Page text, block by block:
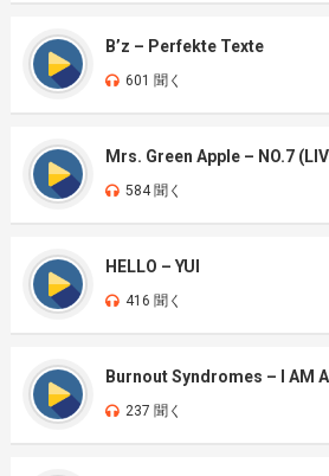
B’z – Perfekte Texte
601 聞く
Mrs. Green Apple – NO.7
584 聞く
HELLO – YUI
416 聞く
Burnout Syndromes – I AM A
237 聞く